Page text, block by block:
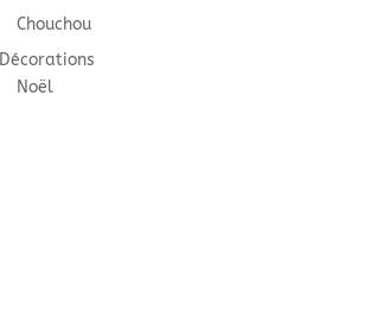
Chouchou
Décorations
Noël